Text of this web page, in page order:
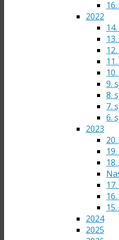
2022
9.
8.
7.
6.
2023
2024
2025